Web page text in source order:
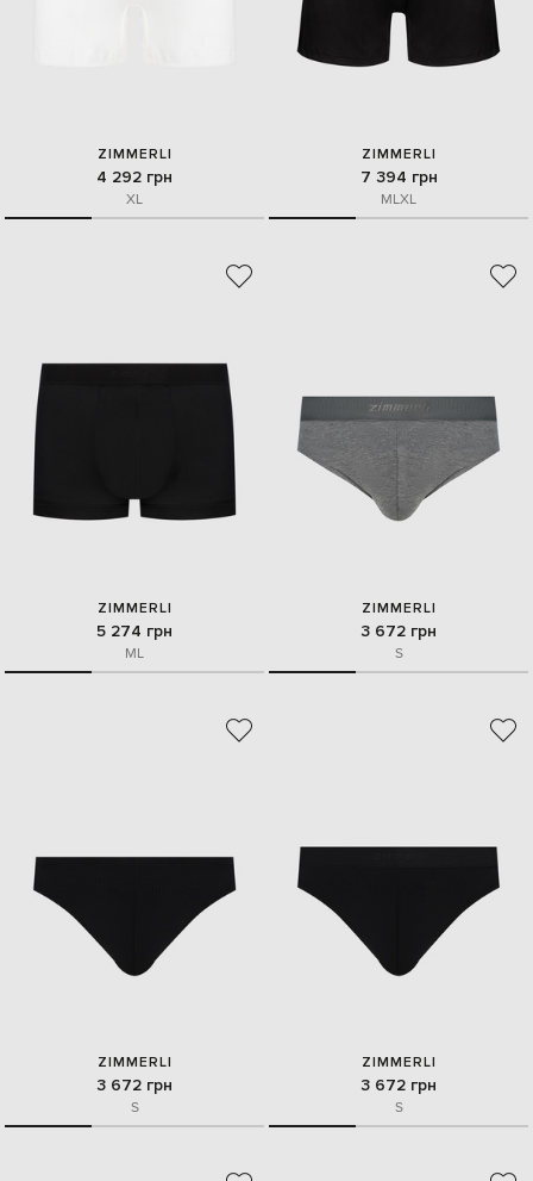
ZIMMERLI
4 292 грн
XL
ZIMMERLI
7 394 грн
MLXL
ZIMMERLI
5 274 грн
ML
ZIMMERLI
3 672 грн
S
ZIMMERLI
3 672 грн
S
ZIMMERLI
3 672 грн
S